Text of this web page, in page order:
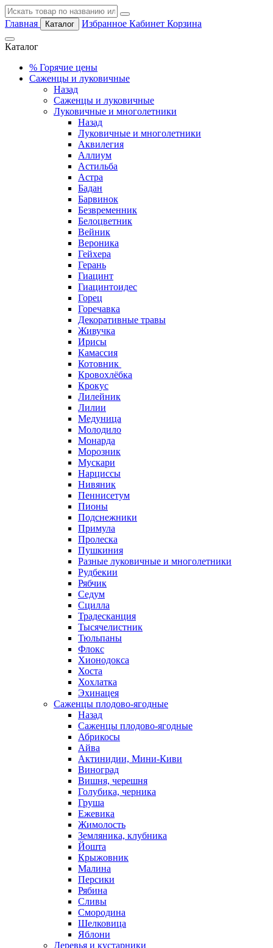
Главная Каталог Избранное Кабинет Корзина
Каталог
% Горячие цены
Саженцы и луковичные
Назад
Саженцы и луковичные
Луковичные и многолетники
Назад
Луковичные и многолетники
Аквилегия
Аллиум
Астильба
Астра
Бадан
Барвинок
Безвременник
Белоцветник
Вейник
Вероника
Гейхера
Герань
Гиацинт
Гиацинтоидес
Горец
Горечавка
Декоративные травы
Живучка
Ирисы
Камассия
Котовник
Кровохлёбка
Крокус
Лилейник
Лилии
Медуница
Молодило
Монарда
Морозник
Мускари
Нарциссы
Нивяник
Пеннисетум
Пионы
Подснежники
Примула
Пролеска
Пушкиния
Разные луковичные и многолетники
Рудбекии
Рябчик
Седум
Сцилла
Традесканция
Тысячелистник
Тюльпаны
Флокс
Хионодокса
Хоста
Хохлатка
Эхинацея
Саженцы плодово-ягодные
Назад
Саженцы плодово-ягодные
Абрикосы
Айва
Актинидии, Мини-Киви
Виноград
Вишня, черешня
Голубика, черника
Груша
Ежевика
Жимолость
Земляника, клубника
Йошта
Крыжовник
Малина
Персики
Рябина
Сливы
Смородина
Шелковица
Яблони
Деревья и кустарники